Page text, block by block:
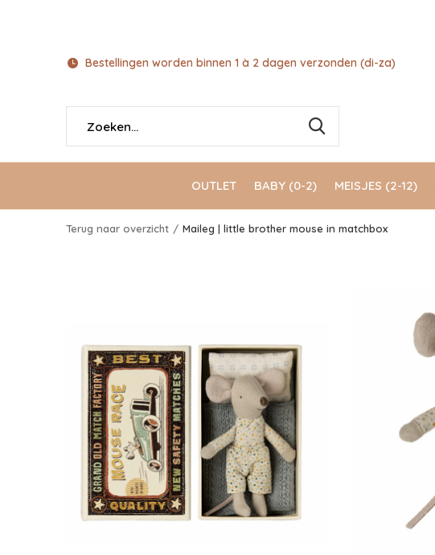
OUTLET BABY (0-2) MEISJES (2-12)
Bestellingen worden binnen 1 à 2 dagen verzonden (di-za)
Terug naar overzicht Maileg | little brother mouse in matchbox